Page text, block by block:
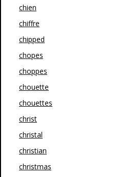
chien
chiffre
chipped
chopes
choppes
chouette
chouettes
christ
christal
christian
christmas